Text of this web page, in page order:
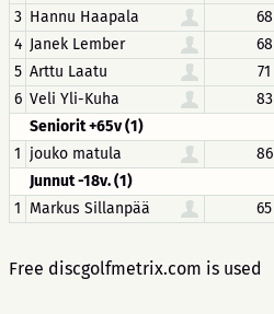
3 Hannu Haapala 68
4 Janek Lember 68
5 Arttu Laatu 71
6 Veli Yli-Kuha 83
Seniorit +65v (1)
1 jouko matula 86
Junnut -18v. (1)
1 Markus Sillanpää 65
Free discgolfmetrix.com is used